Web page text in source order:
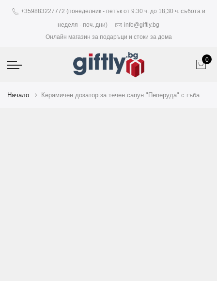
+359883227772 (понеделник - петък от 9.30 ч. до 18,30 ч. събота и
неделя - поч. дни)
info@giftly.bg
Онлайн магазин за подаръци и стоки за дома
0
Начало Керамичен дозатор за течен сапун "Пеперуда" с гъба